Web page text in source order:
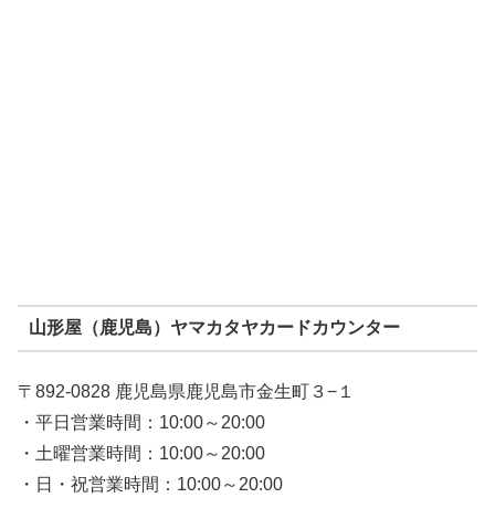
山形屋（鹿児島）ヤマカタヤカードカウンター
〒892-0828 鹿児島県鹿児島市金生町３−１
・平日営業時間：10:00～20:00
・土曜営業時間：10:00～20:00
・日・祝営業時間：10:00～20:00